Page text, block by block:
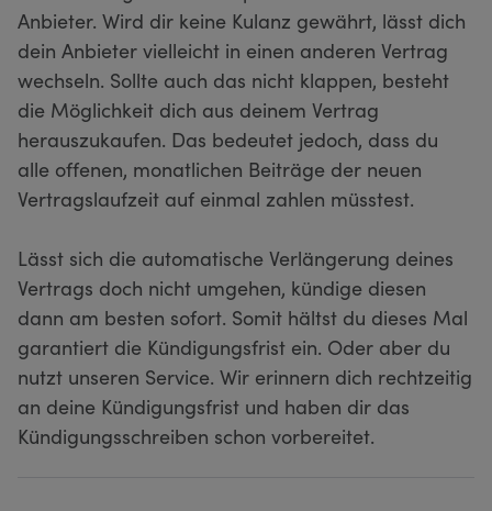
Anbieter. Wird dir keine Kulanz gewährt, lässt dich
dein Anbieter vielleicht in einen anderen Vertrag
wechseln. Sollte auch das nicht klappen, besteht
die Möglichkeit dich aus deinem Vertrag
herauszukaufen. Das bedeutet jedoch, dass du
alle offenen, monatlichen Beiträge der neuen
Vertragslaufzeit auf einmal zahlen müsstest.
Lässt sich die automatische Verlängerung deines
Vertrags doch nicht umgehen, kündige diesen
dann am besten sofort. Somit hältst du dieses Mal
garantiert die Kündigungsfrist ein. Oder aber du
nutzt unseren Service. Wir erinnern dich rechtzeitig
an deine Kündigungsfrist und haben dir das
Kündigungsschreiben schon vorbereitet.